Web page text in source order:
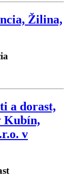
Žilina,
a dorast,
Kubín,
v